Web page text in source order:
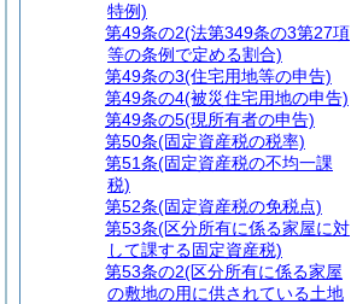
特例)
第49条の2(法第349条の3第27項
等の条例で定める割合)
第49条の3(住宅用地等の申告)
第49条の4(被災住宅用地の申告)
第49条の5(現所有者の申告)
第50条(固定資産税の税率)
第51条(固定資産税の不均一課
税)
第52条(固定資産税の免税点)
第53条(区分所有に係る家屋に対
して課する固定資産税)
第53条の2(区分所有に係る家屋
の敷地の用に供されている土地